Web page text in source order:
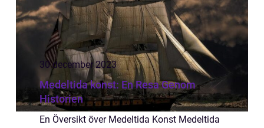
30 december 2023
Medeltida konst: En Resa Genom
Historien
En Översikt över Medeltida Konst Medeltida